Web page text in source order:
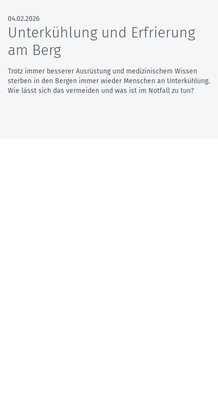
04.02.2026
Unterkühlung und Erfrierung
am Berg
Trotz immer besserer Ausrüstung und medizinischem Wissen
sterben in den Bergen immer wieder Menschen an Unterkühlung.
Wie lässt sich das vermeiden und was ist im Notfall zu tun?